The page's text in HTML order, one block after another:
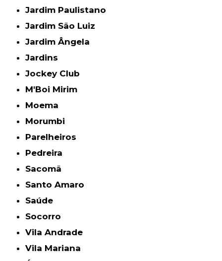
Jardim Paulistano
Jardim São Luiz
Jardim Ângela
Jardins
Jockey Club
M'Boi Mirim
Moema
Morumbi
Parelheiros
Pedreira
Sacomã
Santo Amaro
Saúde
Socorro
Vila Andrade
Vila Mariana